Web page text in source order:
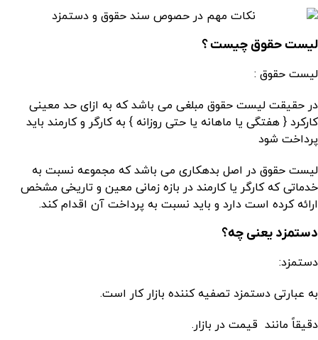
لیست حقوق چیست ؟
لیست حقوق :
در حقیقت لیست حقوق مبلغی می باشد که به ازای حد معینی
کارکرد { هفتگی یا ماهانه یا حتی روزانه } به کارگر و کارمند باید
پرداخت شود
لیست حقوق در اصل بدهکاری می باشد که مجموعه نسبت به
خدماتی که کارگر یا کارمند در بازه زمانی معین و تاریخی مشخص
ارائه کرده است دارد و باید نسبت به پرداخت آن اقدام کند.
دستمزد یعنی چه؟
دستمزد:
به عبارتی دستمزد تصفیه کننده بازار کار است.
دقیقاً مانند قیمت در بازار.